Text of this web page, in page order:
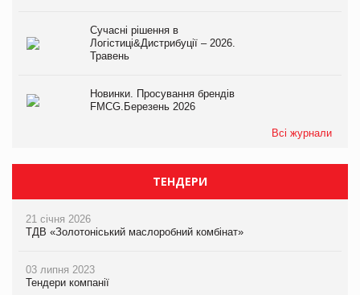
Сучасні рішення в
Логістиці&Дистрибуції – 2026.
Травень
Новинки. Просування брендів
FMCG.Березень 2026
Всі журнали
ТЕНДЕРИ
21 січня 2026
ТДВ «Золотоніський маслоробний комбінат»
03 липня 2023
Тендери компанії